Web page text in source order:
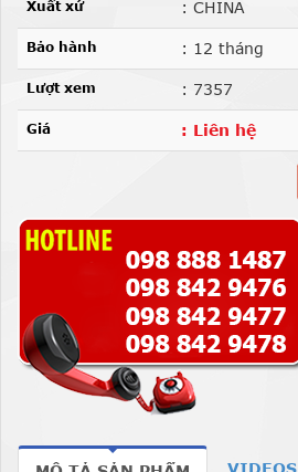
Xuất xứ : CHINA
Bảo hành : 12 tháng
Lượt xem : 7357
Giá : Liên hệ
VIDEOS